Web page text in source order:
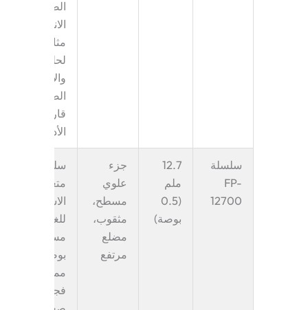
الصغيرة من
الانحشار.
مثالية
لحلوى،
والإلكترونيات
الصغيرة، أو
قارورات
الأدوية.
سلسلة
FP-
12700
12.7
ملم
(0.5
بوصة)
جزء
علوي
مسطح،
مثقوب،
مضلع
مرتفع
سلسلة
متعددة
الاستخدامات
للغاية. توفر
بوصة توازنًا
ممتازًا بين
فجوة نقل